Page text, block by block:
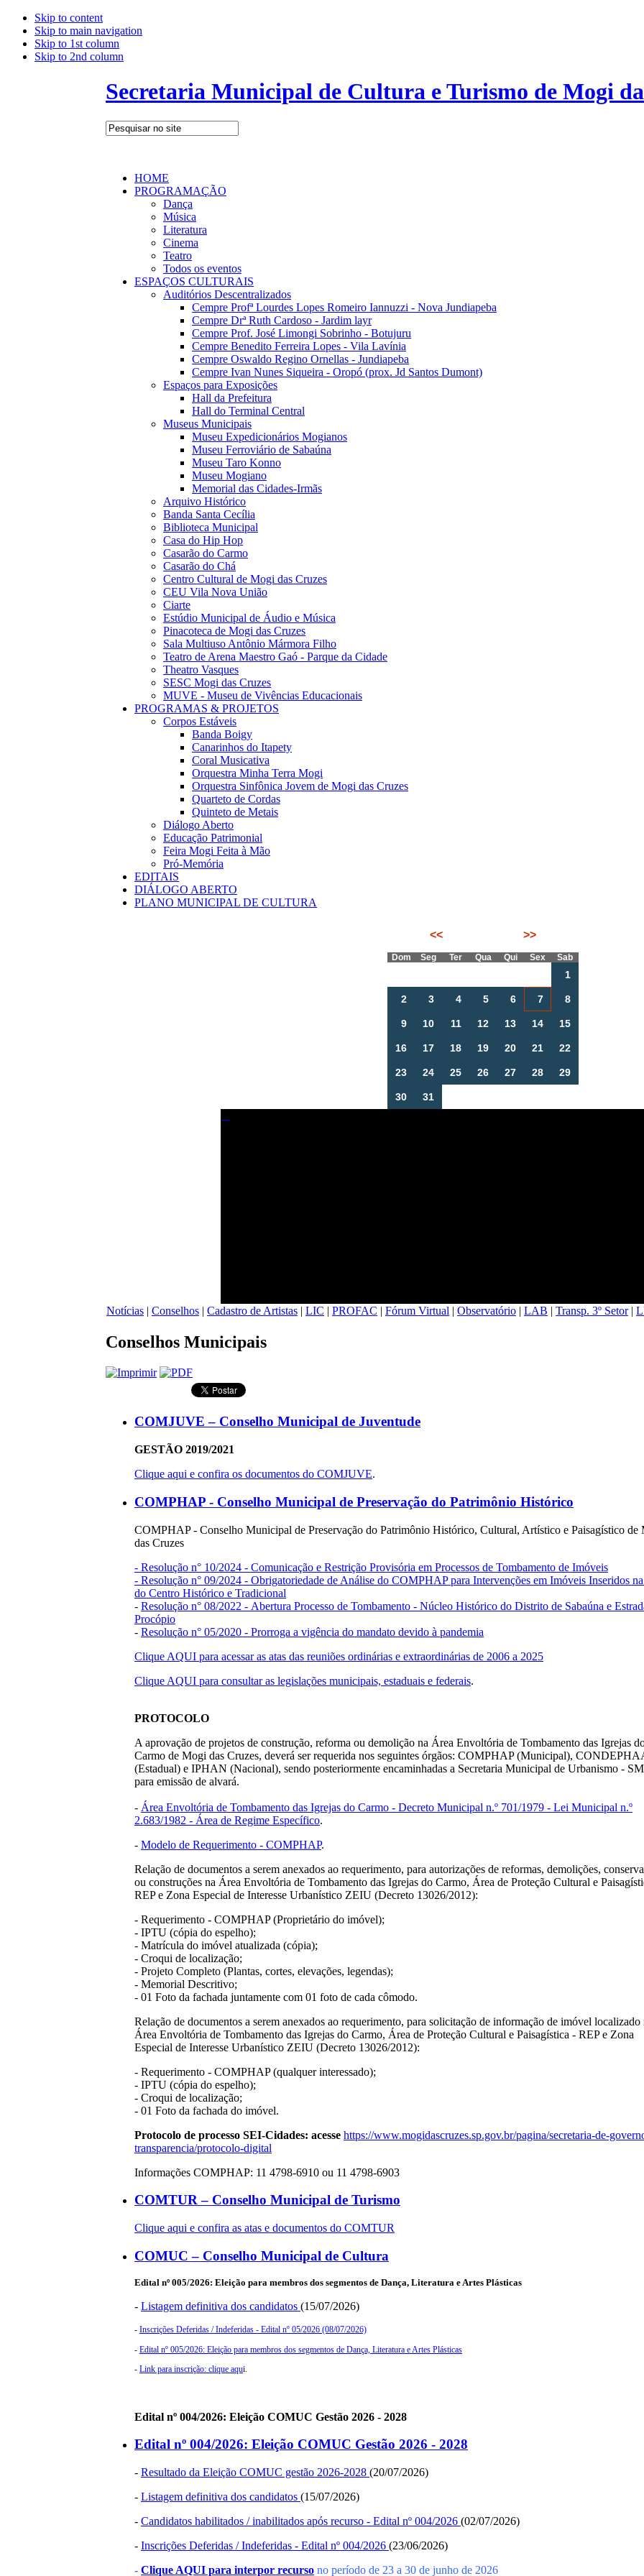
Skip to content
Skip to main navigation
Skip to 1st column
Skip to 2nd column
Secretaria Municipal de Cultura e Turismo de Mogi
HOME
PROGRAMAÇÃO
Dança
Música
Literatura
Cinema
Teatro
Todos os eventos
ESPAÇOS CULTURAIS
Auditórios Descentralizados
Cempre Profª Lourdes Lopes Romeiro Iannuzzi - Nova Jundiapeba
Cempre Drª Ruth Cardoso - Jardim layr
Cempre Prof. José Limongi Sobrinho - Botujuru
Cempre Benedito Ferreira Lopes - Vila Lavínia
Cempre Oswaldo Regino Ornellas - Jundiapeba
Cempre Ivan Nunes Siqueira - Oropó (prox. Jd Santos Dumont)
Espaços para Exposições
Hall da Prefeitura
Hall do Terminal Central
Museus Municipais
Museu Expedicionários Mogianos
Museu Ferroviário de Sabaúna
Museu Taro Konno
Museu Mogiano
Memorial das Cidades-Irmãs
Arquivo Histórico
Banda Santa Cecília
Biblioteca Municipal
Casa do Hip Hop
Casarão do Carmo
Casarão do Chá
Centro Cultural de Mogi das Cruzes
CEU Vila Nova União
Ciarte
Estúdio Municipal de Áudio e Música
Pinacoteca de Mogi das Cruzes
Sala Multiuso Antônio Mármora Filho
Teatro de Arena Maestro Gaó - Parque da Cidade
Theatro Vasques
SESC Mogi das Cruzes
MUVE - Museu de Vivências Educacionais
PROGRAMAS & PROJETOS
Corpos Estáveis
Banda Boigy
Canarinhos do Itapety
Coral Musicativa
Orquestra Minha Terra Mogi
Orquestra Sinfônica Jovem de Mogi das Cruzes
Quarteto de Cordas
Quinteto de Metais
Diálogo Aberto
Educação Patrimonial
Feira Mogi Feita à Mão
Pró-Memória
EDITAIS
DIÁLOGO ABERTO
PLANO MUNICIPAL DE CULTURA
<< >>
Dom Seg Ter Qua Qui Sex Sab
1
2 3 4 5 6 7 8
9 10 11 12 13 14 15
16 17 18 19 20 21 22
23 24 25 26 27 28 29
30 31
Notícias | Conselhos | Cadastro de Artistas | LIC | PROFAC | Fórum Virtual | Observatório | LAB | Transp. 3º Setor|
Conselhos Municipais
COMJUVE – Conselho Municipal de Juventude
GESTÃO 2019/2021
Clique aqui e confira os documentos do COMJUVE.
COMPHAP - Conselho Municipal de Preservação do Patrimônio Histórico
COMPHAP - Conselho Municipal de Preservação do Patrimônio Histórico, Cultural, Artístico e Paisagístico de
das Cruzes
- Resolução n° 10/2024 - Comunicação e Restrição Provisória em Processos de Tombamento de Imóveis
- Resolução n° 09/2024 - Obrigatoriedade de Análise do COMPHAP para Intervenções em Imóveis Inseridos
do Centro Histórico e Tradicional
- Resolução n° 08/2022 - Abertura Processo de Tombamento - Núcleo Histórico do Distrito de Sabaúna e
Procópio
- Resolução n° 05/2020 - Prorroga a vigência do mandato devido à pandemia
Clique AQUI para acessar as atas das reuniões ordinárias e extraordinárias de 2006 a 2025
Clique AQUI para consultar as legislações municipais, estaduais e federais.
PROTOCOLO
A aprovação de projetos de construção, reforma ou demolição na Área Envoltória de Tombamento das Igrejas
Carmo de Mogi das Cruzes, deverá ser requerida nos seguintes órgãos: COMPHAP (Municipal),
(Estadual) e IPHAN (Nacional), sendo posteriormente encaminhadas a Secretaria Municipal de Urbanismo -
para emissão de alvará.
- Área Envoltória de Tombamento das Igrejas do Carmo - Decreto Municipal n.º 701/1979 - Lei Municipal n.º
2.683/1982 - Área de Regime Específico.
- Modelo de Requerimento - COMPHAP.
Relação de documentos a serem anexados ao requerimento, para autorizações de reformas, demolições,
ou construções na Área Envoltória de Tombamento das Igrejas do Carmo, Área de Proteção Cultural e
REP e Zona Especial de Interesse Urbanístico ZEIU (Decreto 13026/2012):
- Requerimento - COMPHAP (Proprietário do imóvel);
- IPTU (cópia do espelho);
- Matrícula do imóvel atualizada (cópia);
- Croqui de localização;
- Projeto Completo (Plantas, cortes, elevações, legendas);
- Memorial Descritivo;
- 01 Foto da fachada juntamente com 01 foto de cada cômodo.
Relação de documentos a serem anexados ao requerimento, para solicitação de informação de imóvel localizado
Área Envoltória de Tombamento das Igrejas do Carmo, Área de Proteção Cultural e Paisagística - REP e Zona
Especial de Interesse Urbanístico ZEIU (Decreto 13026/2012):
- Requerimento - COMPHAP (qualquer interessado);
- IPTU (cópia do espelho);
- Croqui de localização;
- 01 Foto da fachada do imóvel.
Protocolo de processo SEI-Cidades: acesse https://www.mogidascruzes.sp.gov.br/pagina/secretaria-de-
transparencia/protocolo-digital
Informações COMPHAP: 11 4798-6910 ou 11 4798-6903
COMTUR – Conselho Municipal de Turismo
Clique aqui e confira as atas e documentos do COMTUR
COMUC – Conselho Municipal de Cultura
Edital nº 005/2026: Eleição para membros dos segmentos de Dança, Literatura e Artes Plásticas
- Listagem definitiva dos candidatos (15/07/2026)
- Inscrições Deferidas / Indeferidas - Edital nº 05/2026 (08/07/2026)
- Edital nº 005/2026: Eleição para membros dos segmentos de Dança, Literatura e Artes Plásticas
- Link para inscrição: clique aqui.
Edital nº 004/2026: Eleição COMUC Gestão 2026 - 2028
Edital nº 004/2026: Eleição COMUC Gestão 2026 - 2028
- Resultado da Eleição COMUC gestão 2026-2028 (20/07/2026)
- Listagem definitiva dos candidatos (15/07/2026)
- Candidatos habilitados / inabilitados após recurso - Edital nº 004/2026 (02/07/2026)
- Inscrições Deferidas / Indeferidas - Edital nº 004/2026 (23/06/2026)
- Clique AQUI para interpor recurso no período de 23 a 30 de junho de 2026